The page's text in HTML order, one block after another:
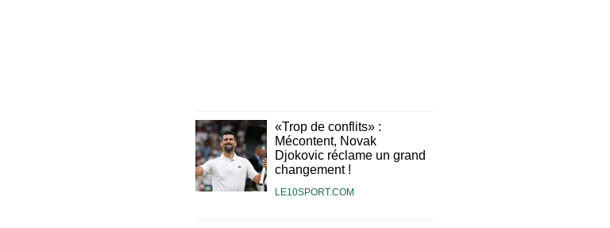
«Trop de conflits» :
Mécontent, Novak
Djokovic réclame un grand
changement !
LE10SPORT.COM